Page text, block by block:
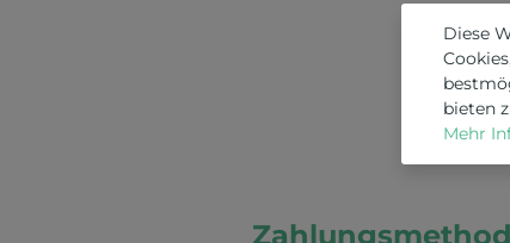
Diese
bieten
Mehr